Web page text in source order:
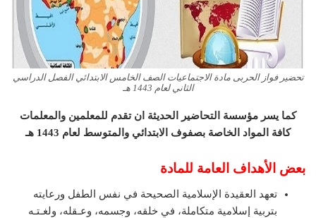
تحضير فواز الحربى مادة الاجتماعيات الصف الخامس الابتدائي الفصل الدراسي
الثاني لعام 1443 هـ
كما يسر مؤسسة التحاضير الحديثة ان تقدم للمعلمين والمعلمات
كافة المواد الخاصة بصفوف الابتدائي والمتوسط لعام 1443 هـ
بعض الأهداف العامة للمادة
تعهد العقيدة الإسلامية الصحيحة في نفس الطفل ورعايته
بتربية إسلامية متكاملة، في خلقه، وجسمه، وعـقله، ولغـتـه